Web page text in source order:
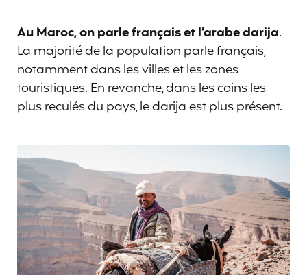
Au Maroc, on parle français et l’arabe darija.
La majorité de la population parle français,
notamment dans les villes et les zones
touristiques. En revanche, dans les coins les
plus reculés du pays, le darija est plus présent.